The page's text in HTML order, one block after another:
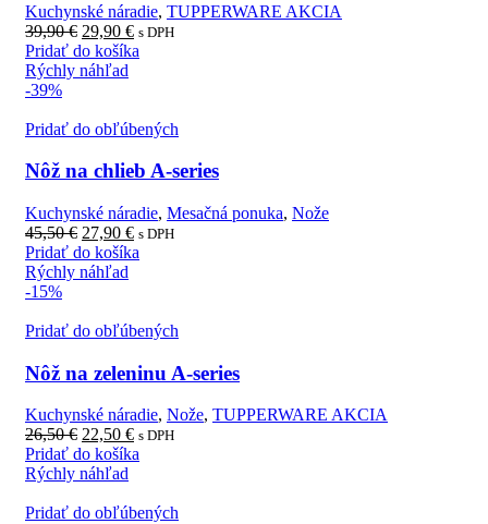
Kuchynské náradie, TUPPERWARE AKCIA
39,90€ 29,90 € s DPH
Pridať do košíka
Rýchly náhľad
-39%
Pridať do obľúbených
Nôž na chlieb A-series
Kuchynské náradie, Mesačná ponuka, Nože
45,50€ 27,90 € s DPH
Pridať do košíka
Rýchly náhľad
-15%
Pridať do obľúbených
Nôž na zeleninu A-series
Kuchynské náradie, Nože, TUPPERWARE AKCIA
26,50€ 22,50 € s DPH
Pridať do košíka
Rýchly náhľad
Pridať do obľúbených